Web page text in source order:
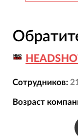
Сотрудников:
Возраст